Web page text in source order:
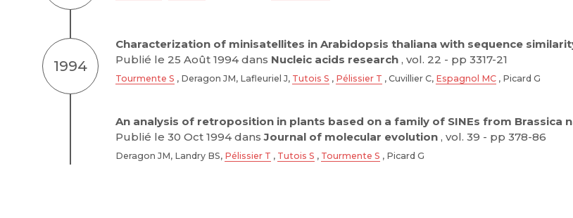
1994
Characterization of minisatellites in Arabidopsis thaliana with sequence
Publié le 25 Août 1994 dans Nucleic acids research , vol. 22 - pp 3317-21
Tourmente S , Deragon JM, Lafleuriel J, Tutois S , Pélissier T , Cuvillier C, Espagnol MC , Picard G
An analysis of retroposition in plants based on a family of SINEs from Brassica
Publié le 30 Oct 1994 dansJournal of molecular evolution , vol. 39 - pp 378-86
Deragon JM, Landry BS, Pélissier T , Tutois S , Tourmente S , Picard G